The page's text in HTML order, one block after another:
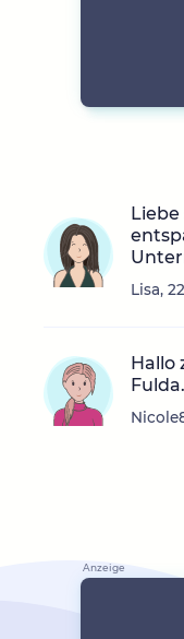
Lisa,
Hallo
Fulda.